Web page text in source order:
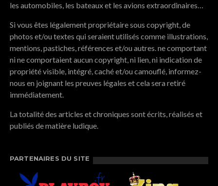
les automobiles, les bateaux et les avions extraordinaires…
Si vous êtes légalement propriétaire sous copyright, de
photos et/ou textes qui seraient utilisés comme illustrations,
mentions, pastiches, références et/ou autres. ne comportant
ni ne comportaient aucun copyright, ni lien, ni indication de
propriété visible, intégré, caché et/ou camouflé, informez-
nous en joignant les preuves légales et cela sera retiré
immédiatement.
La totalité des articles et chroniques sont écrits, réalisés et
publiés de matière ludique.
PARTENAIRES DU SITE